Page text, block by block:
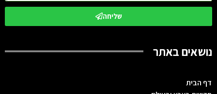
שליחה
נושאים באתר
דף הבית